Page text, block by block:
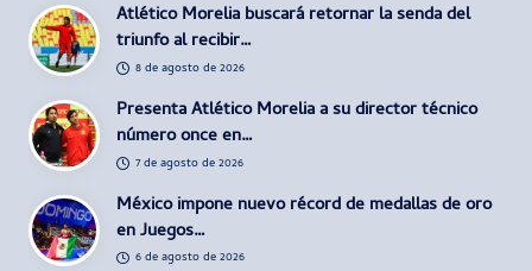
Atlético Morelia buscará retornar la senda del
triunfo al recibir…
8 de agosto de 2026
Presenta Atlético Morelia a su director técnico
número once en…
7 de agosto de 2026
México impone nuevo récord de medallas de oro
en Juegos…
6 de agosto de 2026